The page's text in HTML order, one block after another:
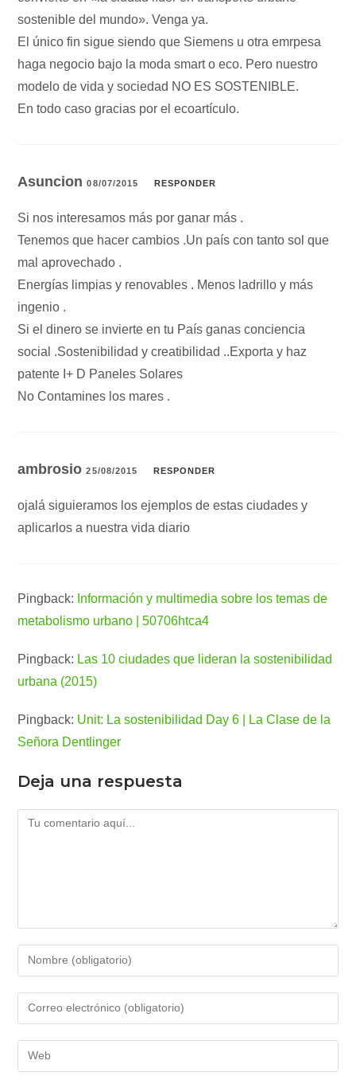
sostenible del mundo». Venga ya.
El único fin sigue siendo que Siemens u otra emrpesa
haga negocio bajo la moda smart o eco. Pero nuestro
modelo de vida y sociedad NO ES SOSTENIBLE.
En todo caso gracias por el ecoartículo.
Asuncion08/07/2015 RESPONDER
Si nos interesamos más por ganar más .
Tenemos que hacer cambios .Un país con tanto sol que
mal aprovechado .
Energías limpias y renovables . Menos ladrillo y más
ingenio .
Si el dinero se invierte en tu País ganas conciencia
social .Sostenibilidad y creatibilidad ..Exporta y haz
patente I+ D Paneles Solares
No Contamines los mares .
ambrosio25/08/2015 RESPONDER
ojalá siguieramos los ejemplos de estas ciudades y
aplicarlos a nuestra vida diario
Pingback: Información y multimedia sobre los temas de
metabolismo urbano | 50706htca4
Pingback: Las 10 ciudades que lideran la sostenibilidad
urbana (2015)
Pingback: Unit: La sostenibilidad Day 6 | La Clase de la
Señora Dentlinger
Deja una respuesta
Comentario
Introduce
tu
nombre
de
usuario
Introduce
tu
dirección
de
Introduce
la